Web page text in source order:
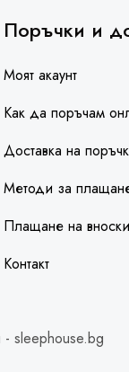
Поръчки и
Моят акаунт
Как да поръчам
Доставка на
Методи за
Плащане на вноски
Контакт
sleephouse.bg